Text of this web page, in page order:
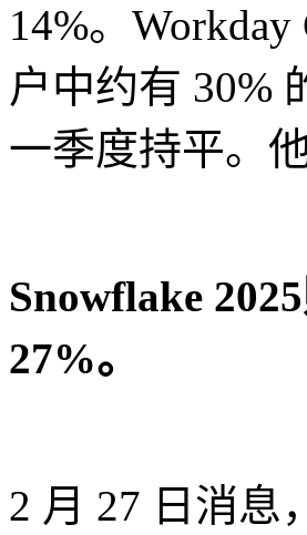
14%。
户中约有 30%
一季度持平。
Snowflake
27%。
2 月 27 日消息